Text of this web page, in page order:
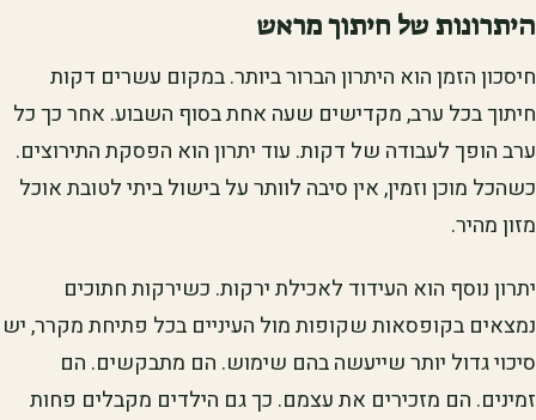
היתרונות של חיתוך מראש
חיסכון הזמן הוא היתרון הברור ביותר. במקום עשרים דקות
חיתוך בכל ערב, מקדישים שעה אחת בסוף השבוע. אחר כך כל
ערב הופך לעבודה של דקות. עוד יתרון הוא הפסקת התירוצים.
כשהכל מוכן וזמין, אין סיבה לוותר על בישול ביתי לטובת אוכל
מזון מהיר.
יתרון נוסף הוא העידוד לאכילת ירקות. כשירקות חתוכים
נמצאים בקופסאות שקופות מול העיניים בכל פתיחת מקרר, יש
סיכוי גדול יותר שייעשה בהם שימוש. הם מתבקשים. הם
זמינים. הם מזכירים את עצמם. כך גם הילדים מקבלים פחות